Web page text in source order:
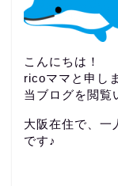
こんにちは！
ricoママと申し
当ブログを閲覧
大阪在住で、一
です♪